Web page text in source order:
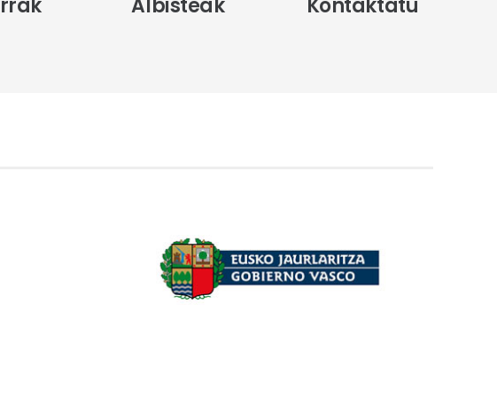
Albisteak Kontaktatu